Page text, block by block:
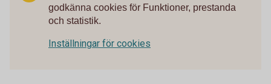
godkänna cookies för Funktioner, prestanda
och statistik.
Inställningar för cookies